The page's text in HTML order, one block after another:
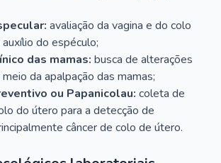
avaliação da vagina e do colo
do espéculo;
das mamas: busca de alterações
da apalpação das mamas;
ou Papanicolau: coleta de
do útero para a detecção de
câncer de colo de útero.